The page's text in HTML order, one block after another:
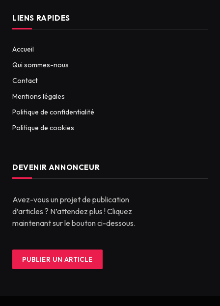
LIENS RAPIDES
Accueil
Qui sommes-nous
Contact
Mentions légales
Politique de confidentialité
Politique de cookies
DEVENIR ANNONCEUR
Avez-vous un projet de publication
d’articles ? N’attendez plus ! Cliquez
maintenant sur le bouton ci-dessous.
PUBLIER UN ARTICLE